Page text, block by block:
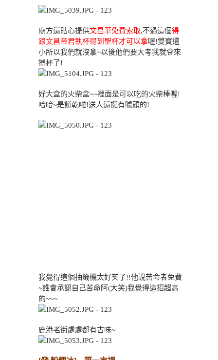
廟方還貼心提供文昌筆免費索取,不過這個得
跟文昌帝君執杯得到聖杯才可以拿喔!雙寶還
小所以我們就沒拿~以後他們要大考我就會來
搏杯了!
好大盒的火柴盒~~裡面是可以吃的火柴棒喔!
哈哈~是餅乾啦!送人還挺有噱頭的!
我覺得這個抽籤機太好笑了!!他說苦命者免費
~誰會承認自己苦命阿(大笑)我覺得這招超高
的~~~
鹿港老街處處都有古味~